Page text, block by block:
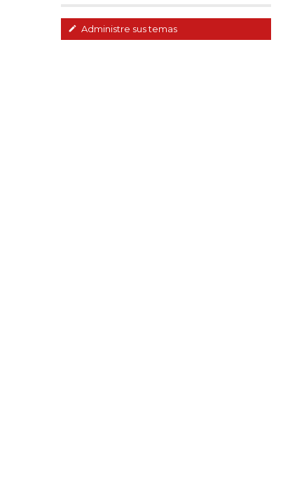
Administre sus temas